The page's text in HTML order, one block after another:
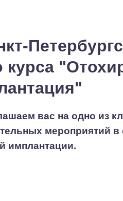
курса
вас на одно из
мероприятий в
имплантации.